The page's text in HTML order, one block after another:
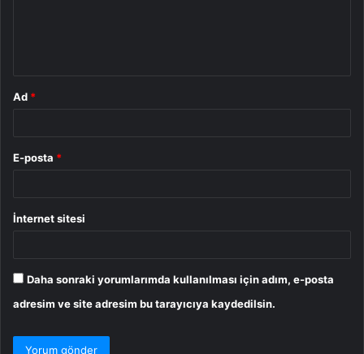
Ad *
E-posta *
İnternet sitesi
Daha sonraki yorumlarımda kullanılması için adım, e-posta
adresim ve site adresim bu tarayıcıya kaydedilsin.